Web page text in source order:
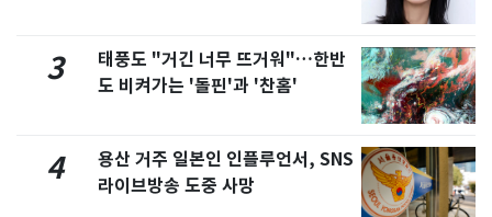
3
태풍도 "거긴 너무 뜨거워"…한반
도 비켜가는 '돌핀'과 '찬홈'
4
용산 거주 일본인 인플루언서, SNS
라이브방송 도중 사망